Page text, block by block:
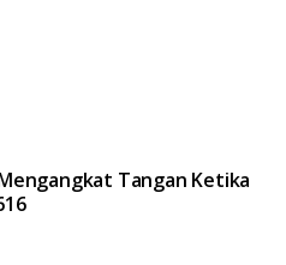
Tangan Ketika